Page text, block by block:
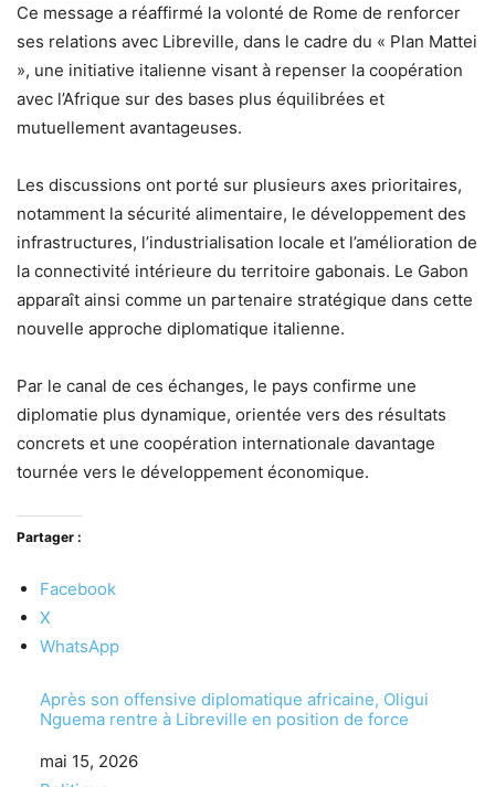
Ce message a réaffirmé la volonté de Rome de renforcer
ses relations avec Libreville, dans le cadre du « Plan Mattei
», une initiative italienne visant à repenser la coopération
avec l’Afrique sur des bases plus équilibrées et
mutuellement avantageuses.
Les discussions ont porté sur plusieurs axes prioritaires,
notamment la sécurité alimentaire, le développement des
infrastructures, l’industrialisation locale et l’amélioration de
la connectivité intérieure du territoire gabonais. Le Gabon
apparaît ainsi comme un partenaire stratégique dans cette
nouvelle approche diplomatique italienne.
Par le canal de ces échanges, le pays confirme une
diplomatie plus dynamique, orientée vers des résultats
concrets et une coopération internationale davantage
tournée vers le développement économique.
Partager :
Facebook
X
WhatsApp
Après son offensive diplomatique africaine, Oligui
Nguema rentre à Libreville en position de force
Date
mai 15, 2026